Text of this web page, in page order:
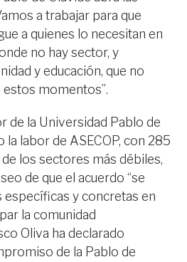
a trabajar para que
a quienes lo necesitan en
no hay sector, y
y educación, que no
estos momentos”.
de la Universidad Pablo de
la labor de ASECOP, con 285
los sectores más débiles,
de que el acuerdo “se
específicas y concretas en
la comunidad
Oliva ha declarado
de la Pablo de